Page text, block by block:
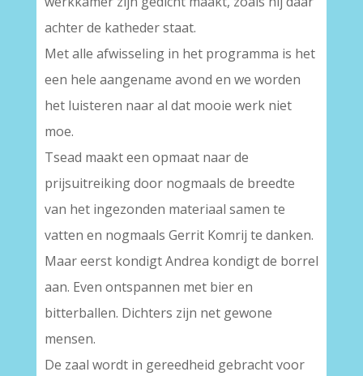
achter de katheder staat.
Met alle afwisseling in het programma is het
een hele aangename avond en we worden
het luisteren naar al dat mooie werk niet
moe.
Tsead maakt een opmaat naar de
prijsuitreiking door nogmaals de breedte
van het ingezonden materiaal samen te
vatten en nogmaals Gerrit Komrij te danken.
Maar eerst kondigt Andrea kondigt de borrel
aan. Even ontspannen met bier en
bitterballen. Dichters zijn net gewone
mensen.
De zaal wordt in gereedheid gebracht voor